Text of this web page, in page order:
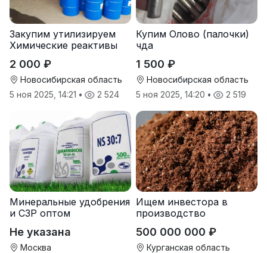
Закупим утилизируем
Химические реактивы
2 000 ₽
Новосибирская область
5 ноя 2025, 14:21 • 2 524
Купим Олово (палочки)
чда
1 500 ₽
Новосибирская область
5 ноя 2025, 14:20 • 2 519
Минеральные удобрения
и СЗР оптом
Не указана
Москва
Ищем инвестора в
производство
почвоулучшителей
500 000 000 ₽
Курганская область